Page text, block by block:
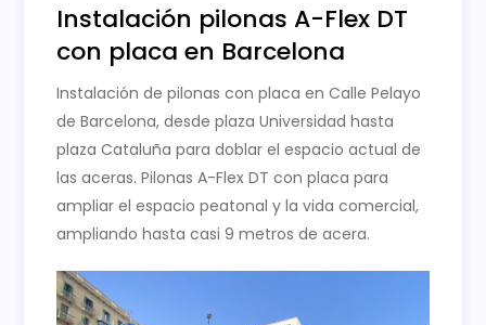
Instalación pilonas A-Flex DT
con placa en Barcelona
Instalación de pilonas con placa en Calle Pelayo
de Barcelona, desde plaza Universidad hasta
plaza Cataluña para doblar el espacio actual de
las aceras. Pilonas A-Flex DT con placa para
ampliar el espacio peatonal y la vida comercial,
ampliando hasta casi 9 metros de acera.